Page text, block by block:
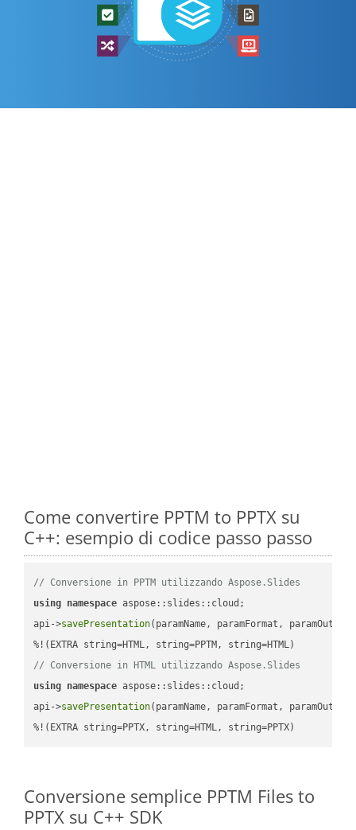
Come convertire PPTM to PPTX su
C++: esempio di codice passo passo
// Conversione in PPTM utilizzando Aspose.Slides
using namespace aspose::slides::cloud;
api->savePresentation(paramName, paramFormat,
// Conversione in HTML utilizzando Aspose.Slides
using namespace aspose::slides::cloud;
api->savePresentation(paramName, paramFormat,
%!(EXTRA string=PPTX, string=HTML, string=PPTX)
Conversione semplice PPTM Files to
PPTX su C++ SDK